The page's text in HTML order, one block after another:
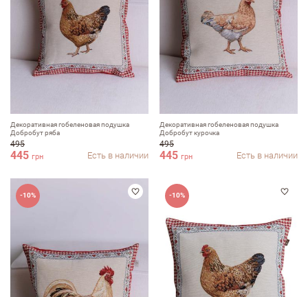
Декоративная гобеленовая подушка
Добробут ряба
495
445 грн Есть в наличии
Декоративная гобеленовая подушка
Добробут курочка
495
445 грн Есть в наличии
-10% -10%
Недостатки
Оцените, пожалуйста